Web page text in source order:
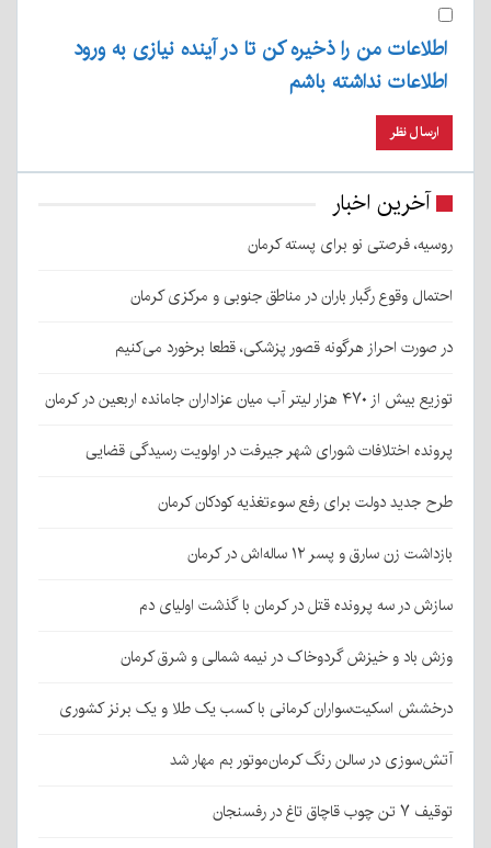
اطلاعات من را ذخیره کن تا در آینده نیازی به ورود
اطلاعات نداشته باشم
آخرین اخبار
روسیه، فرصتی نو برای پسته کرمان
احتمال وقوع رگبار باران در مناطق جنوبی و مرکزی کرمان
در صورت احراز هرگونه قصور پزشکی، قطعا برخورد می‌کنیم
توزیع بیش از ۴۷۰ هزار لیتر آب میان عزاداران جامانده اربعین در کرمان
پرونده اختلافات شورای شهر جیرفت در اولویت رسیدگی قضایی
طرح جدید دولت برای رفع سوءتغذیه کودکان کرمان
بازداشت زن سارق و پسر ۱۲ ساله‌اش در کرمان
سازش در سه پرونده قتل در کرمان با گذشت اولیای دم
وزش باد و خیزش گردوخاک در نیمه شمالی و شرق کرمان
درخشش اسکیت‌سواران کرمانی با کسب یک طلا و یک برنز کشوری
آتش‌سوزی در سالن رنگ کرمان‌موتور بم مهار شد
توقیف ۷ تن چوب قاچاق تاغ در رفسنجان